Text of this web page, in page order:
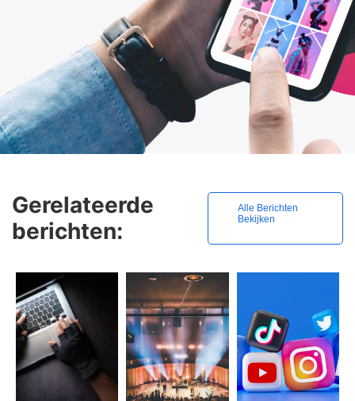
Gerelateerde
berichten:
Alle Berichten
Bekijken